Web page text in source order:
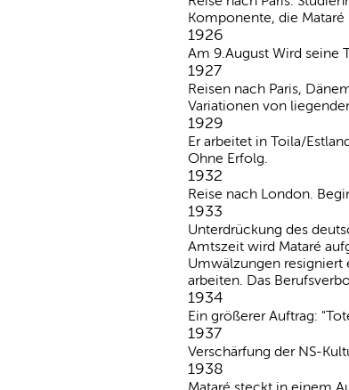
Komponente, die
1926
Am 9.August Wird seine
1927
Reisen nach Paris,
Variationen von
1929
Er arbeitet in Toila/
Ohne Erfolg.
1932
Reise nach London.
1933
Unterdrückung des
Amtszeit wird Mataré
Umwälzungen resigniert
arbeiten. Das
1934
Ein größerer Auftrag:
1937
Verschärfung der NS-
1938